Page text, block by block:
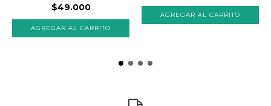
$49.000
AGREGAR AL CARRITO
AGREGAR AL CARRITO